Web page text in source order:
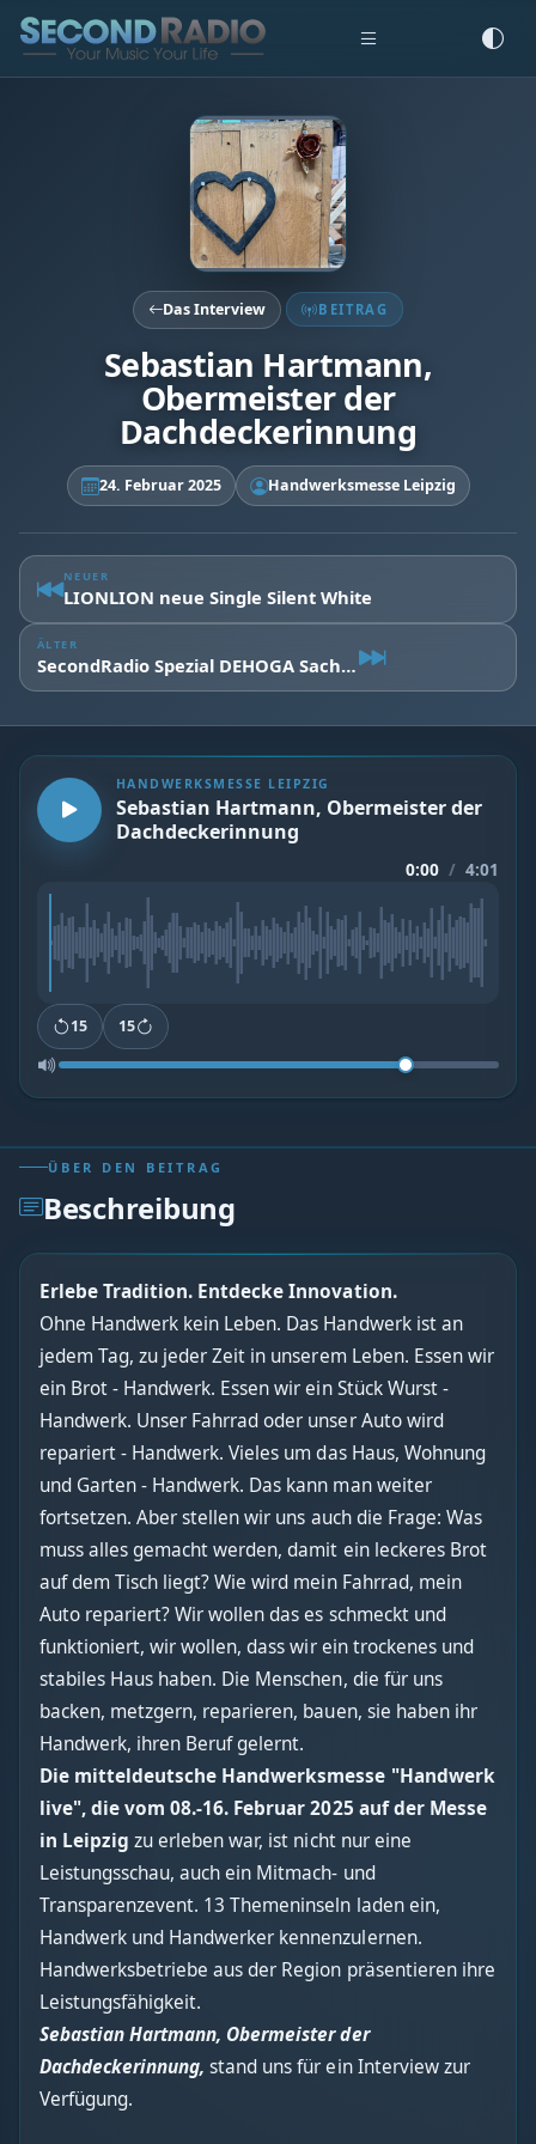
Das Interview BEITRAG
Sebastian Hartmann,
Obermeister der
Dachdeckerinnung
24. Februar 2025 Handwerksmesse Leipzig
NEUER
LIONLION neue Single Silent White
ÄLTER
SecondRadio Spezial DEHOGA Sachsen e.V. |Zu Gast: Axel Klein
HANDWERKSMESSE LEIPZIG
Sebastian Hartmann, Obermeister der
Dachdeckerinnung
0:00 / 4:01
15 15
ÜBER DEN BEITRAG
Beschreibung
Erlebe Tradition. Entdecke Innovation.
Ohne Handwerk kein Leben. Das Handwerk ist an
jedem Tag, zu jeder Zeit in unserem Leben. Essen wir
ein Brot - Handwerk. Essen wir ein Stück Wurst -
Handwerk. Unser Fahrrad oder unser Auto wird
repariert - Handwerk. Vieles um das Haus, Wohnung
und Garten - Handwerk. Das kann man weiter
fortsetzen. Aber stellen wir uns auch die Frage: Was
muss alles gemacht werden, damit ein leckeres Brot
auf dem Tisch liegt? Wie wird mein Fahrrad, mein
Auto repariert? Wir wollen das es schmeckt und
funktioniert, wir wollen, dass wir ein trockenes und
stabiles Haus haben. Die Menschen, die für uns
backen, metzgern, reparieren, bauen, sie haben ihr
Handwerk, ihren Beruf gelernt.
Die mitteldeutsche Handwerksmesse "Handwerk
live", die vom 08.-16. Februar 2025 auf der Messe
in Leipzig zu erleben war, ist nicht nur eine
Leistungsschau, auch ein Mitmach- und
Transparenzevent. 13 Themeninseln laden ein,
Handwerk und Handwerker kennenzulernen.
Handwerksbetriebe aus der Region präsentieren ihre
Leistungsfähigkeit.
Sebastian Hartmann, Obermeister der
Dachdeckerinnung, stand uns für ein Interview zur
Verfügung.